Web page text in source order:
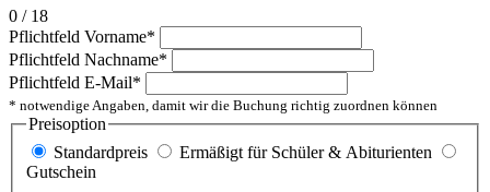
0 / 18
Pflichtfeld Vorname*
Pflichtfeld Nachname*
Pflichtfeld E-Mail*
* notwendige Angaben, damit wir die Buchung richtig zuordnen können
Preisoption
Standardpreis
Ermäßigt für Schüler & Abiturienten
Gutschein